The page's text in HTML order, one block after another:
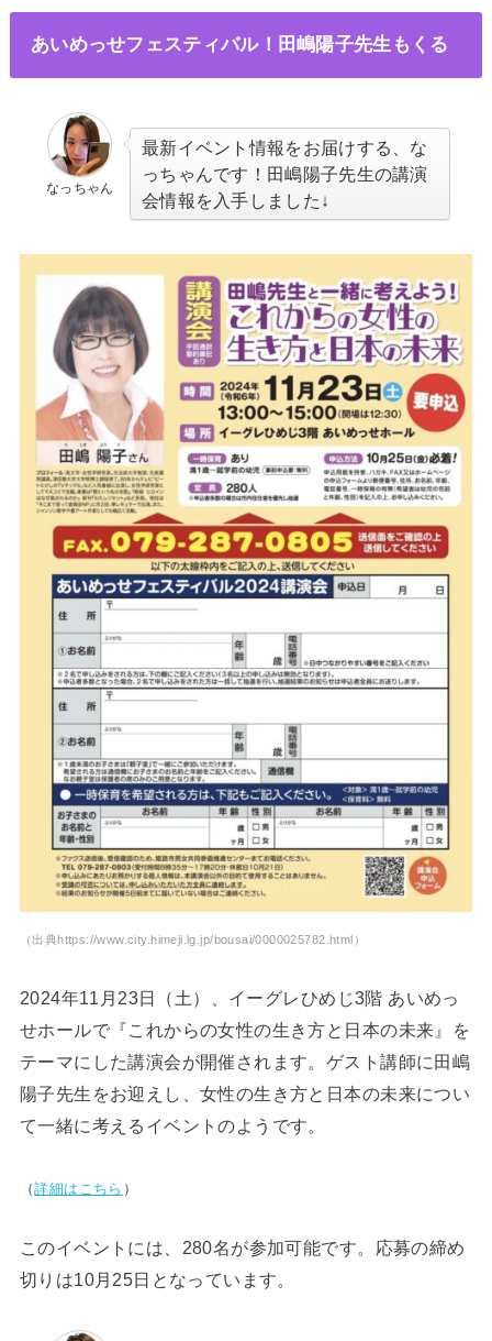
あいめっせフェスティバル！田嶋陽子先生もくる
なっちゃん
最新イベント情報をお届けする、な
っちゃんです！田嶋陽子先生の講演
会情報を入手しました↓
（出典https://www.city.himeji.lg.jp/bousai/0000025782.html）
2024年11月23日（土）、イーグレひめじ3階 あいめっ
せホールで『これからの女性の生き方と日本の未来』を
テーマにした講演会が開催されます。ゲスト講師に田嶋
陽子先生をお迎えし、女性の生き方と日本の未来につい
て一緒に考えるイベントのようです。
（詳細はこちら ）
このイベントには、280名が参加可能です。応募の締め
切りは10月25日となっています。